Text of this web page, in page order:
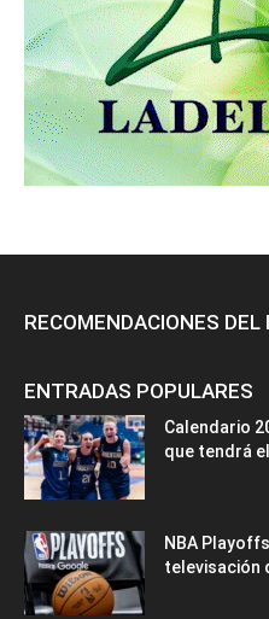
RECOMENDACIONES DEL
ENTRADAS POPULARES
Calendario
que tendrá
NBA
televisación